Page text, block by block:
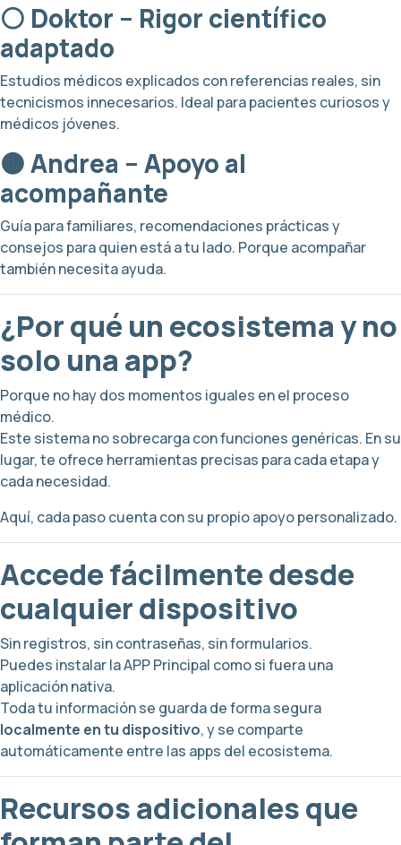
⚪️ Doktor – Rigor científico
adaptado
Estudios médicos explicados con referencias reales, sin
tecnicismos innecesarios. Ideal para pacientes curiosos y
médicos jóvenes.
🟤 Andrea – Apoyo al
acompañante
Guía para familiares, recomendaciones prácticas y
consejos para quien está a tu lado. Porque acompañar
también necesita ayuda.
¿Por qué un ecosistema y no
solo una app?
Porque no hay dos momentos iguales en el proceso
médico.
Este sistema no sobrecarga con funciones genéricas. En su
lugar, te ofrece herramientas precisas para cada etapa y
cada necesidad.
Aquí, cada paso cuenta con su propio apoyo personalizado.
Accede fácilmente desde
cualquier dispositivo
Sin registros, sin contraseñas, sin formularios.
Puedes instalar la APP Principal como si fuera una
aplicación nativa.
Toda tu información se guarda de forma segura
localmente en tu dispositivo, y se comparte
automáticamente entre las apps del ecosistema.
Recursos adicionales que